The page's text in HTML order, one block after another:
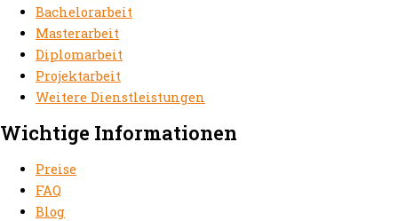
Bachelorarbeit
Masterarbeit
Diplomarbeit
Projektarbeit
Weitere Dienstleistungen
Wichtige Informationen
Preise
FAQ
Blog